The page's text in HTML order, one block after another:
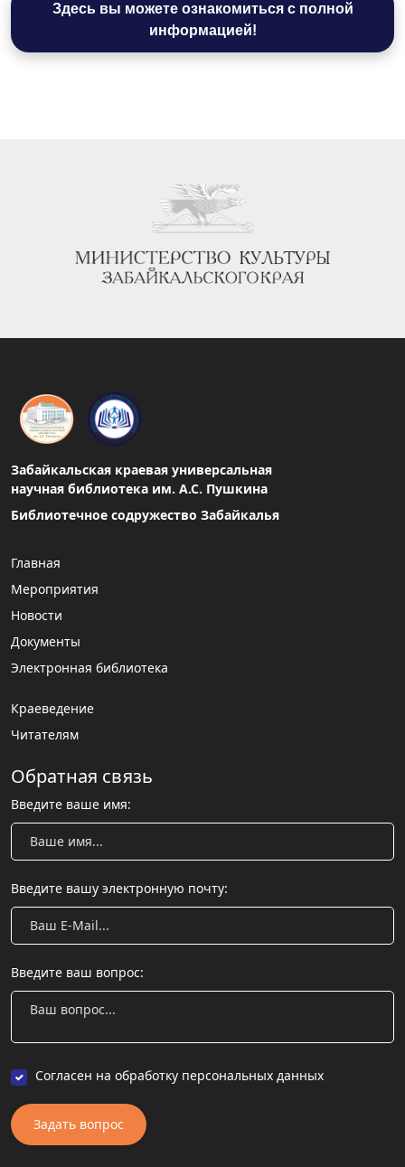
Здесь вы можете ознакомиться с полной
информацией!
Забайкальская краевая универсальная
научная библиотека им. А.С. Пушкина
Библиотечное содружество Забайкалья
Главная
Мероприятия
Новости
Документы
Электронная библиотека
Краеведение
Читателям
Обратная связь
Введите ваше имя:
Введите вашу электронную почту:
Введите ваш вопрос:
Согласен на обработку персональных данных
Задать вопрос